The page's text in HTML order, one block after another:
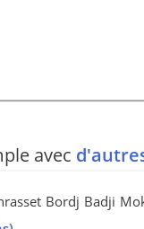
avec
Bordj Badji